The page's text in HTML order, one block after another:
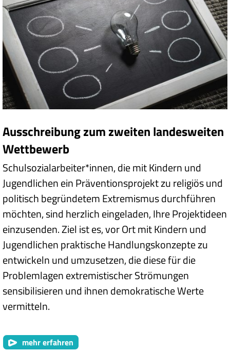
Ausschreibung zum zweiten landesweiten
Wettbewerb
Schulsozialarbeiter*innen, die mit Kindern und
Jugendlichen ein Präventionsprojekt zu religiös und
politisch begründetem Extremismus durchführen
möchten, sind herzlich eingeladen, Ihre Projektideen
einzusenden. Ziel ist es, vor Ort mit Kindern und
Jugendlichen praktische Handlungskonzepte zu
entwickeln und umzusetzen, die diese für die
Problemlagen extremistischer Strömungen
sensibilisieren und ihnen demokratische Werte
vermitteln.
mehr erfahren